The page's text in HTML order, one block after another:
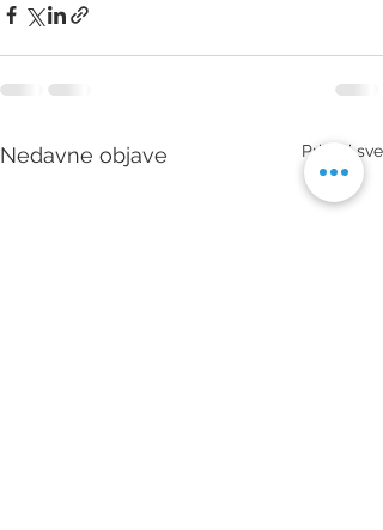
Nedavne objave Prikaži sve